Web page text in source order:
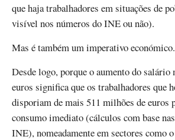
que haja trabalhadores em situações de
visível nos números do INE ou não).
Mas é também um imperativo económico.
Desde logo, porque o aumento do
euros significa que os trabalhadores que
disporiam de mais 511 milhões de euros
consumo imediato (cálculos com base
INE), nomeadamente em sectores como